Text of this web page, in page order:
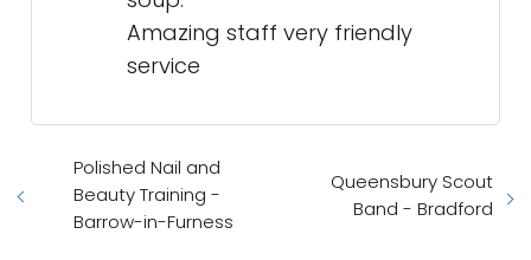
Amazing staff very friendly
service
Polished Nail and
Beauty Training -
Barrow-in-Furness
Queensbury Scout
Band - Bradford